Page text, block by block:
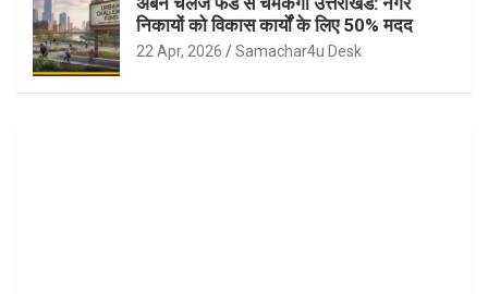
निकायों को विकास कार्यों के लिए 50% मदद
22 Apr, 2026 Samachar4u Desk